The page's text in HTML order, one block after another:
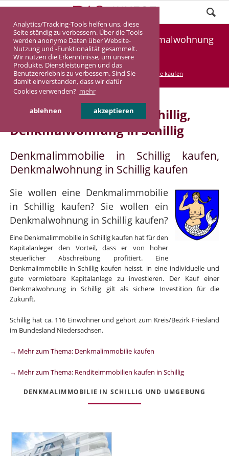
Analytics/Tracking-Tools helfen uns, diese
Seite ständig zu verbessern. Über die Tools
werden anonyme Daten über Website-
Nutzung und -Funktionalität gesammelt.
Wir nutzen die Erkenntnisse, um unsere
Produkte, Dienstleistungen und das
Benutzererlebnis zu verbessern. Sind Sie
damit einverstanden, dass wir dafür
Cookies verwenden? mehr
ablehnen akzeptieren
Denkmalimmobilie Schillig, Denkmalwohnung
Schillig
DASINVEST Service Denkmalimmobilie kaufen
Denkmalimmobilie in Schillig,
Denkmalwohnung in Schillig
Denkmalimmobilie in Schillig kaufen,
Denkmalwohnung in Schillig kaufen
Sie wollen eine Denkmalimmobilie
in Schillig kaufen? Sie wollen ein
Denkmalwohnung in Schillig kaufen?
Eine Denkmalimmobilie in Schillig kaufen hat für den
Kapitalanleger den Vorteil, dass er von hoher
steuerlicher Abschreibung profitiert. Eine
Denkmalimmobilie in Schillig kaufen heisst, in eine individuelle und
gute vermietbare Kapitalanlage zu investieren. Der Kauf einer
Denkmalwohnung in Schillig gilt als sichere Investition für die
Zukunft.
Schillig hat ca. 116 Einwohner und gehört zum Kreis/Bezirk Friesland
im Bundesland Niedersachsen.
→ Mehr zum Thema: Denkmalimmobilie kaufen
→ Mehr zum Thema: Renditeimmobilien kaufen in Schillig
DENKMALIMMOBILIE IN SCHILLIG UND UMGEBUNG